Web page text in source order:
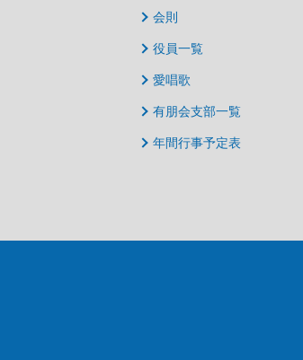
会則
役員一覧
愛唱歌
有朋会支部一覧
年間行事予定表